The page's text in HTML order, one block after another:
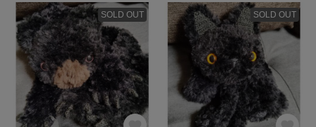
SOLD OUT SOLD OUT